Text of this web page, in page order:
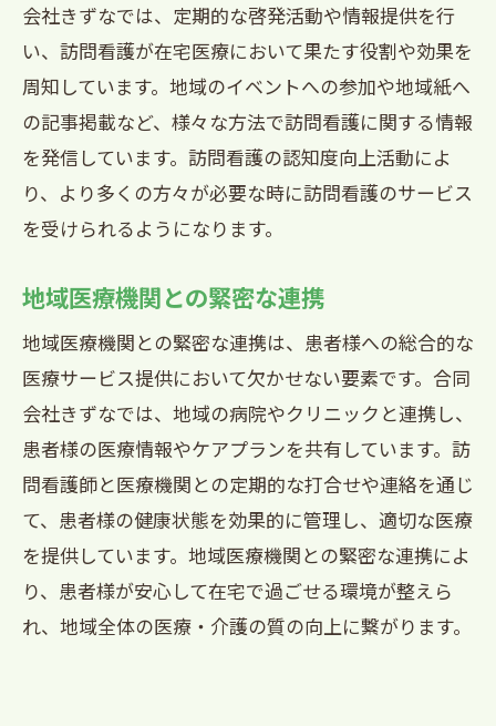
会社きずなでは、定期的な啓発活動や情報提供を行
い、訪問看護が在宅医療において果たす役割や効果を
周知しています。地域のイベントへの参加や地域紙へ
の記事掲載など、様々な方法で訪問看護に関する情報
を発信しています。訪問看護の認知度向上活動によ
り、より多くの方々が必要な時に訪問看護のサービス
を受けられるようになります。
地域医療機関との緊密な連携
地域医療機関との緊密な連携は、患者様への総合的な
医療サービス提供において欠かせない要素です。合同
会社きずなでは、地域の病院やクリニックと連携し、
患者様の医療情報やケアプランを共有しています。訪
問看護師と医療機関との定期的な打合せや連絡を通じ
て、患者様の健康状態を効果的に管理し、適切な医療
を提供しています。地域医療機関との緊密な連携によ
り、患者様が安心して在宅で過ごせる環境が整えら
れ、地域全体の医療・介護の質の向上に繋がります。